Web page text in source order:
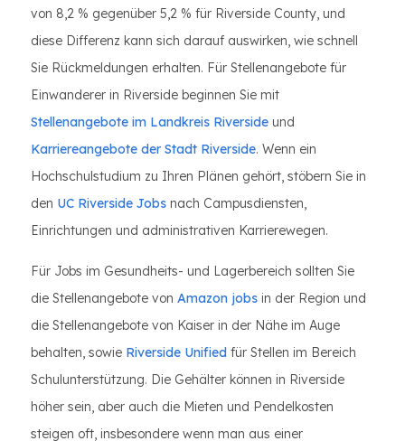
von 8,2 % gegenüber 5,2 % für Riverside County, und
diese Differenz kann sich darauf auswirken, wie schnell
Sie Rückmeldungen erhalten. Für Stellenangebote für
Einwanderer in Riverside beginnen Sie mit
Stellenangebote im Landkreis Riverside und
Karriereangebote der Stadt Riverside. Wenn ein
Hochschulstudium zu Ihren Plänen gehört, stöbern Sie in
den UC Riverside Jobs nach Campusdiensten,
Einrichtungen und administrativen Karrierewegen.
Für Jobs im Gesundheits- und Lagerbereich sollten Sie
die Stellenangebote von Amazon jobs in der Region und
die Stellenangebote von Kaiser in der Nähe im Auge
behalten, sowie Riverside Unified für Stellen im Bereich
Schulunterstützung. Die Gehälter können in Riverside
höher sein, aber auch die Mieten und Pendelkosten
steigen oft, insbesondere wenn man aus einer